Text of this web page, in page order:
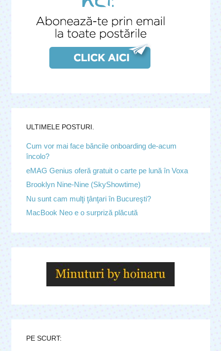
ULTIMELE POSTURI.
Cum vor mai face băncile onboarding de-acum
încolo?
eMAG Genius oferă gratuit o carte pe lună în Voxa
Brooklyn Nine-Nine (SkyShowtime)
Nu sunt cam mulţi ţânţari în Bucureşti?
MacBook Neo e o surpriză plăcută
PE SCURT: